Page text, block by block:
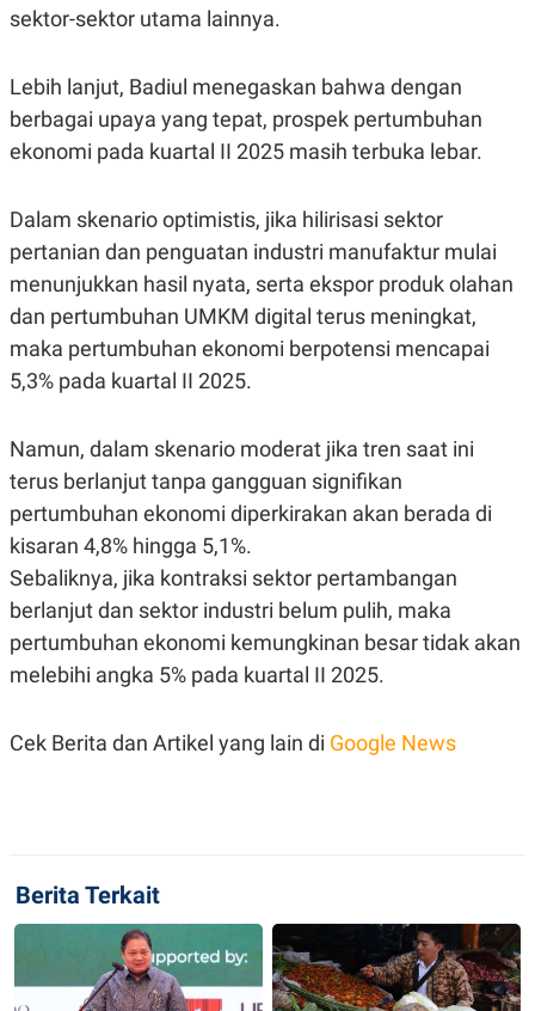
sektor-sektor utama lainnya.
Lebih lanjut, Badiul menegaskan bahwa dengan
berbagai upaya yang tepat, prospek pertumbuhan
ekonomi pada kuartal II 2025 masih terbuka lebar.
Dalam skenario optimistis, jika hilirisasi sektor
pertanian dan penguatan industri manufaktur mulai
menunjukkan hasil nyata, serta ekspor produk olahan
dan pertumbuhan UMKM digital terus meningkat,
maka pertumbuhan ekonomi berpotensi mencapai
5,3% pada kuartal II 2025.
Namun, dalam skenario moderat jika tren saat ini
terus berlanjut tanpa gangguan signifikan
pertumbuhan ekonomi diperkirakan akan berada di
kisaran 4,8% hingga 5,1%.
Sebaliknya, jika kontraksi sektor pertambangan
berlanjut dan sektor industri belum pulih, maka
pertumbuhan ekonomi kemungkinan besar tidak akan
melebihi angka 5% pada kuartal II 2025.
Cek Berita dan Artikel yang lain di Google News
Berita Terkait